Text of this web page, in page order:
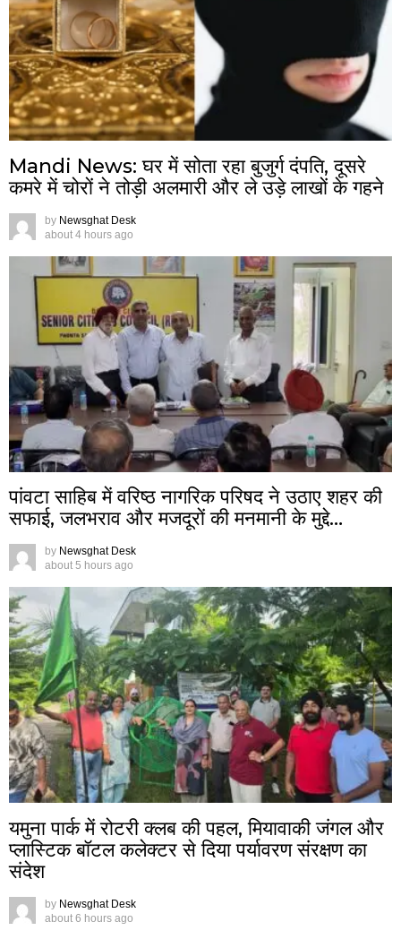
Mandi News: घर में सोता रहा बुजुर्ग दंपति, दूसरे
कमरे में चोरों ने तोड़ी अलमारी और ले उड़े लाखों के गहने
by Newsghat Desk
about 4 hours ago
पांवटा साहिब में वरिष्ठ नागरिक परिषद ने उठाए शहर की
सफाई, जलभराव और मजदूरों की मनमानी के मुद्दे…
by Newsghat Desk
about 5 hours ago
यमुना पार्क में रोटरी क्लब की पहल, मियावाकी जंगल और
प्लास्टिक बॉटल कलेक्टर से दिया पर्यावरण संरक्षण का
संदेश
by Newsghat Desk
about 6 hours ago